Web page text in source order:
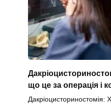
що це за операція і
Дакріоцисториностомія: